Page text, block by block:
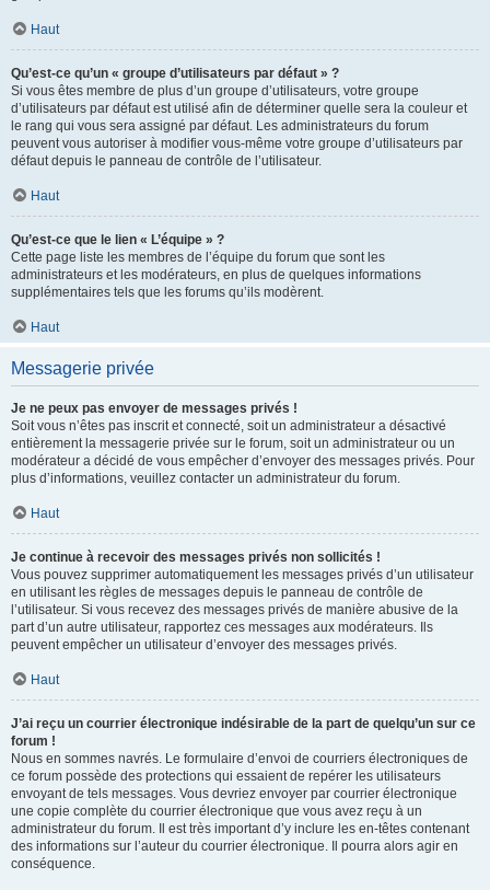
Haut
Qu’est-ce qu’un « groupe d’utilisateurs par défaut » ?
Si vous êtes membre de plus d’un groupe d’utilisateurs, votre groupe
d’utilisateurs par défaut est utilisé afin de déterminer quelle sera la couleur et
le rang qui vous sera assigné par défaut. Les administrateurs du forum
peuvent vous autoriser à modifier vous-même votre groupe d’utilisateurs par
défaut depuis le panneau de contrôle de l’utilisateur.
Haut
Qu’est-ce que le lien « L’équipe » ?
Cette page liste les membres de l’équipe du forum que sont les
administrateurs et les modérateurs, en plus de quelques informations
supplémentaires tels que les forums qu’ils modèrent.
Haut
Messagerie privée
Je ne peux pas envoyer de messages privés !
Soit vous n’êtes pas inscrit et connecté, soit un administrateur a désactivé
entièrement la messagerie privée sur le forum, soit un administrateur ou un
modérateur a décidé de vous empêcher d’envoyer des messages privés. Pour
plus d’informations, veuillez contacter un administrateur du forum.
Haut
Je continue à recevoir des messages privés non sollicités !
Vous pouvez supprimer automatiquement les messages privés d’un utilisateur
en utilisant les règles de messages depuis le panneau de contrôle de
l’utilisateur. Si vous recevez des messages privés de manière abusive de la
part d’un autre utilisateur, rapportez ces messages aux modérateurs. Ils
peuvent empêcher un utilisateur d’envoyer des messages privés.
Haut
J’ai reçu un courrier électronique indésirable de la part de quelqu’un sur ce
forum !
Nous en sommes navrés. Le formulaire d’envoi de courriers électroniques de
ce forum possède des protections qui essaient de repérer les utilisateurs
envoyant de tels messages. Vous devriez envoyer par courrier électronique
une copie complète du courrier électronique que vous avez reçu à un
administrateur du forum. Il est très important d’y inclure les en-têtes contenant
des informations sur l’auteur du courrier électronique. Il pourra alors agir en
conséquence.